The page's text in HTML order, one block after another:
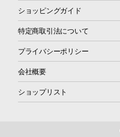
ショッピングガイド
特定商取引法について
プライバシーポリシー
会社概要
ショップリスト